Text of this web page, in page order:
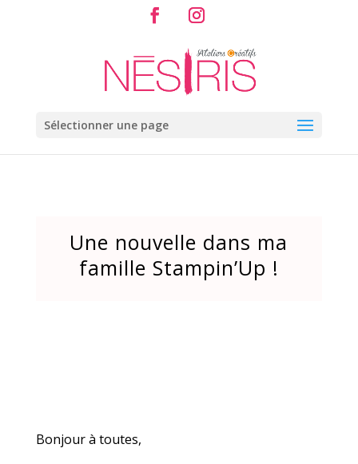
Sélectionner une page
Une nouvelle dans ma
famille Stampin’Up !
Bonjour à toutes,